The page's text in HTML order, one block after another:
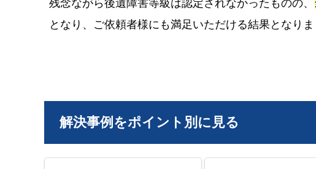
残念ながら後遺障害等級は認定されなかったものの、
となり、ご依頼者様にも満足いただける結果となりま
解決事例をポイント別に見る